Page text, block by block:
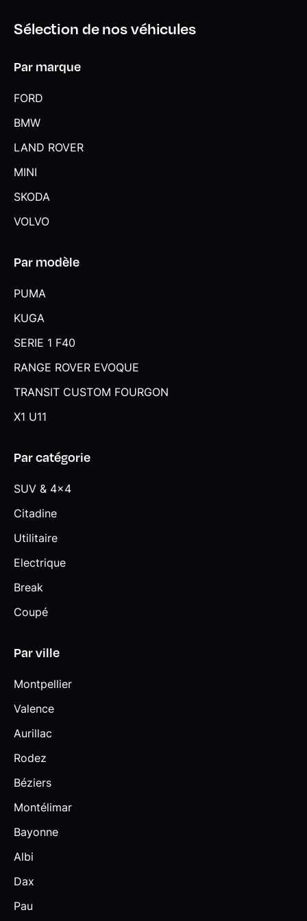
intégrée au véhicule, de la carte SIM traditionnelle. Vous
l'utilisez via un abonnement souscrit auprès d'un opérateur
périphérique mobile supplémentaire : - Connectivité en 5G
voiture - Connexion Hotspot Wi-Fi avec la possibilité de
smartphone, ordinateur, ...)
Poignées de portes affleurantes
Ports USB Type C pour la recharge à l'AV (x2) et recharge
à l'AR (x2)
Prises de courant 12V dans la console centrale AV et dans
Projecteurs LED (Feux de route et feux de croisement à
technologie LED)
Rails de toit Shadow M Line brillant
Régulateur de vitesse avec fonction de freinage et limiteur
avec rappels de clignotants intégrés
Rétroviseurs extérieurs rabattables électriquement
Sellerie Alcantara / Veganza "Schwarz" avec surpiqûres
Services Après-vente connectés BMW TeleServices (durée
Appel "BMW Assistance - Teleservice Battery Guard -
Appel Hotline
Services connectés "BMW Digital" Navigation: Information
uniquement), Carte en streaming (les mises à jour ne sont
CarPlay - Android Auto - BMW Intelligent Personal
Assistant - Amazon Alexa - My Modes (Efficient, Personal,
- Panneaux de garnissage des montants B et C -
Encadrement extérieur des vitres latérales - Pieds et
triangles des rétroviseurs extérieurs - Rails de toit
inclinaison du dossier
Sorties d'échappement non visibles
Suspensions SelectDrive M
Système audio 6 HP
Système de détection de somnolence
Sélection de nos véhicules
Par marque
FORD
BMW
LAND ROVER
MINI
SKODA
VOLVO
Par modèle
PUMA
KUGA
SERIE 1 F40
RANGE ROVER EVOQUE
TRANSIT CUSTOM FOURGON
X1 U11
Par catégorie
SUV & 4x4
Citadine
Utilitaire
Electrique
Break
Coupé
Par ville
Montpellier
Valence
Aurillac
Rodez
Béziers
Montélimar
Bayonne
Albi
Dax
Pau